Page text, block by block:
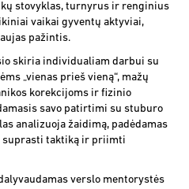
stovyklas, turnyrus ir renginius
vaikai gyventų aktyviai,
pažintis.
skiria individualiam darbui su
„vienas prieš vieną“, mažų
korekcijoms ir fizinio
savo patirtimi su stuburo
analizuoja žaidimą, padėdamas
suprasti taktiką ir priimti
verslo mentorystės